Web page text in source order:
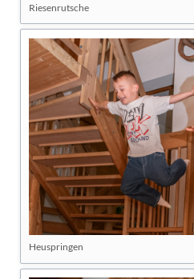
Riesenrutsche
Heuspringen